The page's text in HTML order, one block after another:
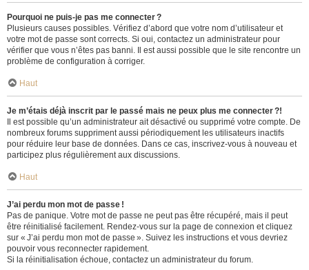
Pourquoi ne puis-je pas me connecter ?
Plusieurs causes possibles. Vérifiez d’abord que votre nom d’utilisateur et
votre mot de passe sont corrects. Si oui, contactez un administrateur pour
vérifier que vous n’êtes pas banni. Il est aussi possible que le site rencontre un
problème de configuration à corriger.
Haut
Je m’étais déjà inscrit par le passé mais ne peux plus me connecter ?!
Il est possible qu’un administrateur ait désactivé ou supprimé votre compte. De
nombreux forums suppriment aussi périodiquement les utilisateurs inactifs
pour réduire leur base de données. Dans ce cas, inscrivez-vous à nouveau et
participez plus régulièrement aux discussions.
Haut
J’ai perdu mon mot de passe !
Pas de panique. Votre mot de passe ne peut pas être récupéré, mais il peut
être réinitialisé facilement. Rendez-vous sur la page de connexion et cliquez
sur « J’ai perdu mon mot de passe ». Suivez les instructions et vous devriez
pouvoir vous reconnecter rapidement.
Si la réinitialisation échoue, contactez un administrateur du forum.